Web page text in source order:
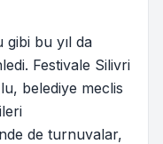
gibi bu yıl da
Festivale Silivri
belediye meclis
de turnuvalar,